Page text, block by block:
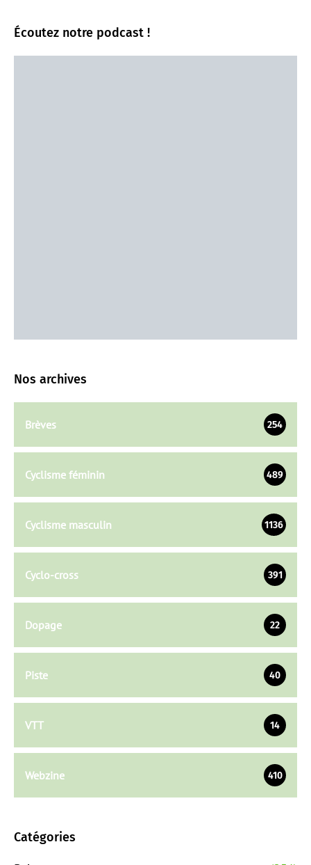
Écoutez notre podcast !
Nos archives
Brèves 254
Cyclisme féminin 489
Cyclisme masculin 1136
Cyclo-cross 391
Dopage 22
Piste 40
VTT 14
Webzine 410
Catégories